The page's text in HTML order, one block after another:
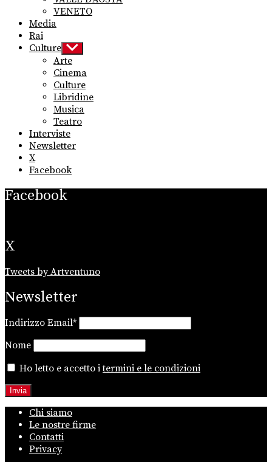
VENETO
Media
Rai
Culture Show
sub
menu
Arte
Cinema
Culture
Libridine
Musica
Teatro
Interviste
Newsletter
X
Facebook
Facebook
X
Tweets by Artventuno
Newsletter
Indirizzo Email*
Nome
Ho letto e accetto itermini e le condizioni
Chi siamo
Le nostre firme
Contatti
Privacy